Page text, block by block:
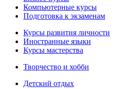
Компьютерные курсы
Подготовка к экзаменам
Курсы развития личности
Иностранные языки
Курсы мастерства
Творчество и хобби
Детский отдых